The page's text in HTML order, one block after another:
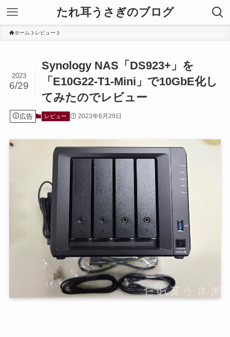
たれ耳うさぎのブログ
ホーム レビュー
Synology NAS「DS923+」を
「E10G22-T1-Mini」で10GbE化し
てみたのでレビュー
2023
6/29
広告 レビュー 2023年6月29日